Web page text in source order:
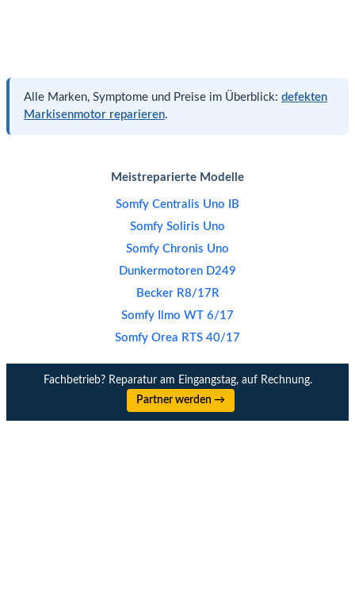
Alle Marken, Symptome und Preise im Überblick: defekten
Markisenmotor reparieren.
Meistreparierte Modelle
Somfy Centralis Uno IB
Somfy Soliris Uno
Somfy Chronis Uno
Dunkermotoren D249
Becker R8/17R
Somfy Ilmo WT 6/17
Somfy Orea RTS 40/17
Fachbetrieb? Reparatur am Eingangstag, auf Rechnung.
Partner werden →